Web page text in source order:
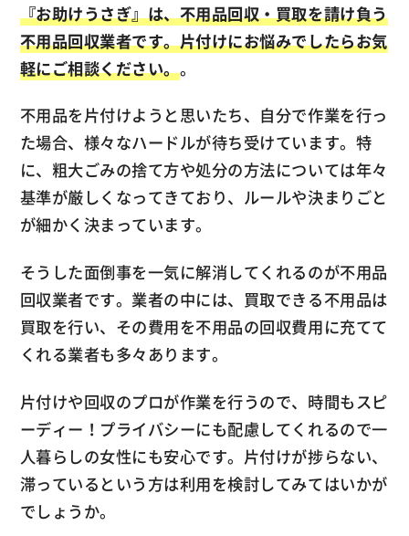
『お助けうさぎ』は、不用品回収・買取を請け負う
不用品回収業者です。片付けにお悩みでしたらお気
軽にご相談ください。。
不用品を片付けようと思いたち、自分で作業を行っ
た場合、様々なハードルが待ち受けています。特
に、粗大ごみの捨て方や処分の方法については年々
基準が厳しくなってきており、ルールや決まりごと
が細かく決まっています。
そうした面倒事を一気に解消してくれるのが不用品
回収業者です。業者の中には、買取できる不用品は
買取を行い、その費用を不用品の回収費用に充てて
くれる業者も多々あります。
片付けや回収のプロが作業を行うので、時間もスピ
ーディー！プライバシーにも配慮してくれるので一
人暮らしの女性にも安心です。片付けが捗らない、
滞っているという方は利用を検討してみてはいかが
でしょうか。